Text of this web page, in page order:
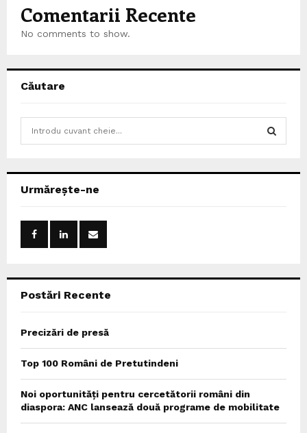
Comentarii Recente
No comments to show.
Căutare
h
Urmărește-ne
Postări Recente
Precizări de presă
Top 100 Români de Pretutindeni
Noi oportunități pentru cercetătorii români din
diaspora: ANC lansează două programe de mobilitate